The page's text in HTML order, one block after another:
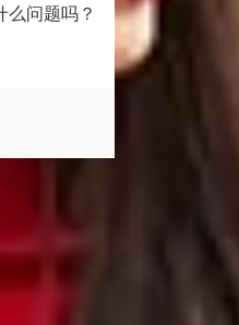
问题吗？